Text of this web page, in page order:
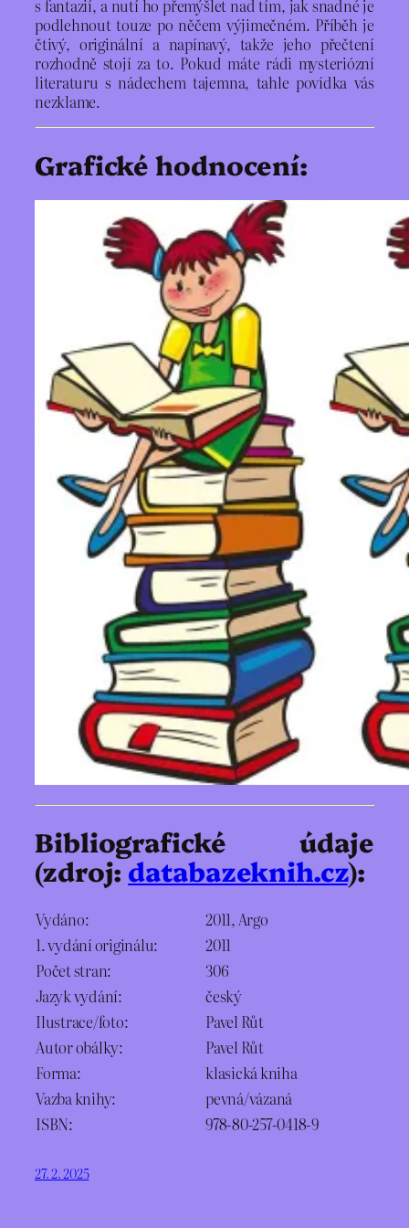
s fantazií, a nutí ho přemýšlet nad tím, jak snadné je
podlehnout touze po něčem výjimečném. Příběh je
čtivý, originální a napínavý, takže jeho přečtení
rozhodně stojí za to. Pokud máte rádi mysteriózní
literaturu s nádechem tajemna, tahle povídka vás
nezklame.
Grafické hodnocení:
Bibliografické údaje
(zdroj:databazeknih.cz):
Vydáno:
2011, Argo
1. vydání originálu:
2011
Počet stran:
306
Jazyk vydání:
český
Ilustrace/foto:
Pavel Růt
Autor obálky:
Pavel Růt
Forma:
klasická kniha
Vazba knihy:
pevná/vázaná
ISBN:
978-80-257-0418-9
27. 2. 2025